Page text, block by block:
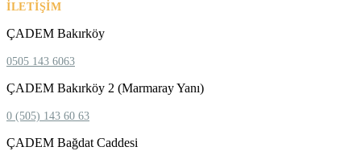
İLETIŞIM
ÇADEM Bakırköy
0505 143 6063
ÇADEM Bakırköy 2 (Marmaray Yanı)
0 (505) 143 60 63
ÇADEM Bağdat Caddesi